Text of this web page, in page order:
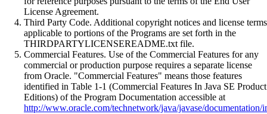
License Agreement.
Third Party Code. Additional copyright notices and license terms
applicable to portions of the Programs are set forth in the
THIRDPARTYLICENSEREADME.txt file.
Commercial Features. Use of the Commercial Features for any
commercial or production purpose requires a separate license
from Oracle. "Commercial Features" means those features
identified in Table 1-1 (Commercial Features In Java SE Product
Editions) of the Program Documentation accessible at
http://www.oracle.com/technetwork/java/javase/documentation/